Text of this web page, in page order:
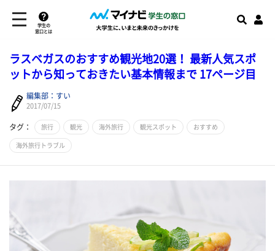
学生の
窓口とは
ラスベガスのおすすめ観光地20選！ 最新人気スポ
ットから知っておきたい基本情報まで 17ページ目
編集部：すい
2017/07/15
タグ： 旅行 観光 海外旅行 観光スポット おすすめ
海外旅行トラブル